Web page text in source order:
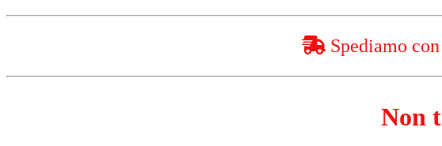
Spediamo
Non